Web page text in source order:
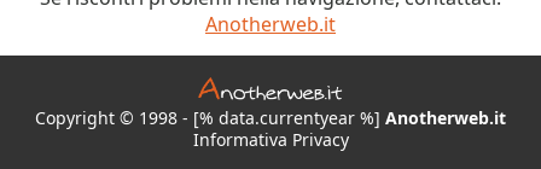
Anotherweb.it
Copyright © 1998 - [% data.currentyear %] Anotherweb.it
Informativa Privacy